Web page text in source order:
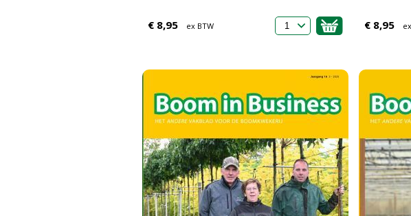
€ 8,95 ex BTW € 8,95